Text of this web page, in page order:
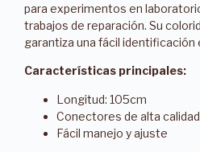
para experimentos en
trabajos de reparación. Su
garantiza una fácil identificación
Características principales:
Longitud: 105cm
Conectores de alta calidad
Fácil manejo y ajuste